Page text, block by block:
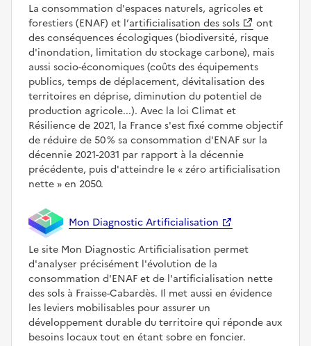
La consommation d'espaces naturels, agricoles et
forestiers (ENAF) et l’artificialisation des sols
ont
des conséquences écologiques (biodiversité, risque
d'inondation, limitation du stockage carbone), mais
aussi socio-économiques (coûts des équipements
publics, temps de déplacement, dévitalisation des
territoires en déprise, diminution du potentiel de
production agricole...). Avec la loi Climat et
Résilience de 2021, la France s'est fixé comme objectif
de réduire de 50 % sa consommation d'ENAF sur la
décennie 2021-2031 par rapport à la décennie
précédente, puis d'atteindre le
zéro artificialisation
nette
en 2050.
Mon Diagnostic Artificialisation
Le site Mon Diagnostic Artificialisation permet
d'analyser précisément l'évolution de la
consommation d'ENAF et de l'artificialisation nette
des sols à Fraisse-Cabardès. Il met aussi en évidence
les leviers mobilisables pour assurer un
développement durable du territoire qui réponde aux
besoins locaux tout en étant sobre en foncier.